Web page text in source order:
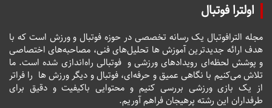
اولترا فوتبال
مجله الترافوتبال یک رسانه تخصصی در حوزه فوتبال و ورزش است که با
هدف ارائه جدیدترین آموزش ها تحلیل‌های فنی، مصاحبه‌های اختصاصی
و پوشش لحظه‌ای رویدادهای ورزشی و فوتبالی راه‌اندازی شده است. ما
تلاش می‌کنیم با نگاهی عمیق و حرفه‌ای، فوتبال و دیگر ورزش ها را فراتر
از یک بازی ورزشی بررسی کنیم و محتوایی باکیفیت و دقیق برای
طرفداران این رشته پرهیجان فراهم آوریم.